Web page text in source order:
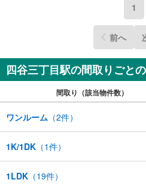
1
前へ
四谷三丁目駅の間取りごと
間取り（該当物件数）
ワンルーム （2件）
1K/1DK （1件）
1LDK （19件）